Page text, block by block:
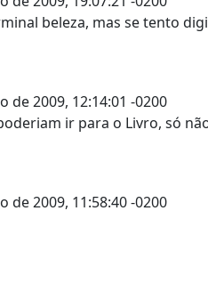
beleza, mas se tento
de 2009, 12:14:01 -0200
ir para o Livro, só
de 2009, 11:58:40 -0200